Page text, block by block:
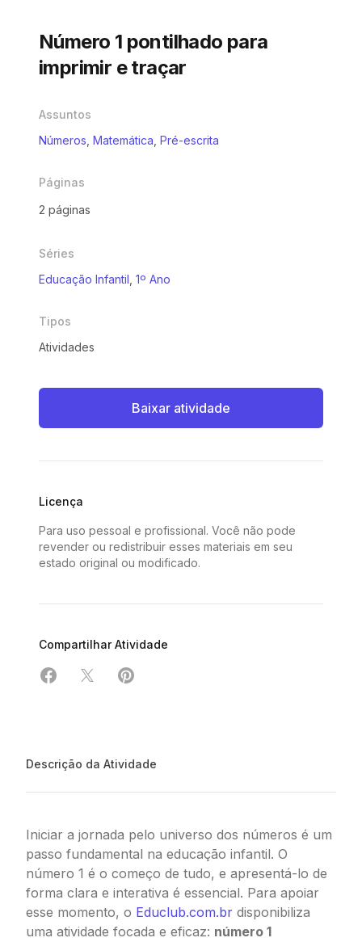
Número 1 pontilhado para
imprimir e traçar
Assuntos
Números Matemática Pré-escrita
Páginas
2 páginas
Séries
Educação Infantil 1º Ano
Tipos
Atividades
Baixar atividade
Licença
Para uso pessoal e profissional. Você não pode
revender ou redistribuir esses materiais em seu
estado original ou modificado.
Compartilhar Atividade
Compartilhar em Facebook
Compartilhar em X
Compartilhar em Pinterest
Descrição da Atividade
Iniciar a jornada pelo universo dos números é um
passo fundamental na educação infantil. O
número 1 é o começo de tudo, e apresentá-lo de
forma clara e interativa é essencial. Para apoiar
esse momento, o Educlub.com.br disponibiliza
uma atividade focada e eficaz: número 1